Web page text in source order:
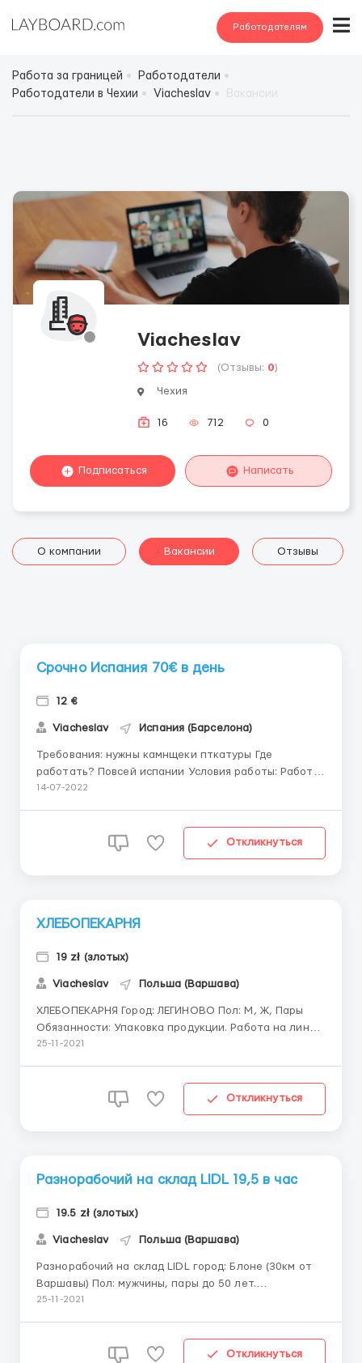
Работодателям
Работа за границей
Работодатели
Работодатели в Чехии
Viacheslav
Viacheslav
(Отзывы: 0)
Чехия
16 712 0
Подписаться Написать
О компании Вакансии Отзывы
Срочно Испания 70€ в день
12 €
Viacheslav Испания (Барселона)
Требования: нужны камнщеки пткатуры Где
работать? Повсей испании Условия работы: Работа
только днем с 6-18:00
14-07-2022
Откликнуться
ХЛЕБОПЕКАРНЯ
19 zł (злотых)
Viacheslav Польша (Варшава)
ХЛЕБОПЕКАРНЯ Город: ЛЕГИНОВО Пол: М, Ж, Пары
Обязанности: Упаковка продукции. Работа на линии.
Оплата: Карщик – 16,40зл/час Возможность
Есть возможность получать авансы каждую неделю.
25-11-2021
Откликнуться
Разнорабочий на склад LIDL 19,5 в час
19.5 zł (злотых)
Viacheslav Польша (Варшава)
Разнорабочий на склад LIDL город: Блоне (30км от
Варшавы) Пол: мужчины, пары до 50 лет.
Обязанности: на складе есть несколько отделов: -
LIDL Оплата: Студенты до 26 лет: 1 месяц - 19zł/час
25-11-2021
Откликнуться